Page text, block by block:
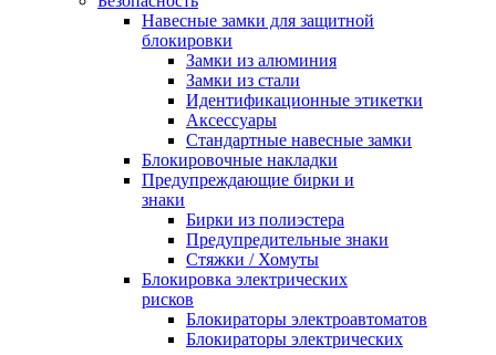
Навесные замки для защитной
блокировки
Замки из алюминия
Замки из стали
Идентификационные этикетки
Аксессуары
Стандартные навесные замки
Блокировочные накладки
Предупреждающие бирки и
знаки
Бирки из полиэстера
Предупредительные знаки
Стяжки / Хомуты
Блокировка электрических
рисков
Блокираторы электроавтоматов
Блокираторы электрических